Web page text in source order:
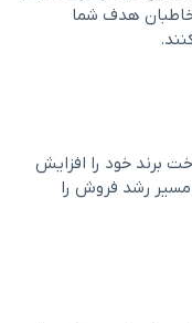
هدف شما
برند خود را افزایش
مسير رشد فروش را